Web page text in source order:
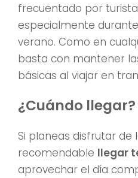
frecuentado por
especialmente
verano. Como en
basta con mantener
básicas al viajar en
¿Cuándo llegar?
Si planeas disfrutar de
recomendable llegar
aprovechar el día